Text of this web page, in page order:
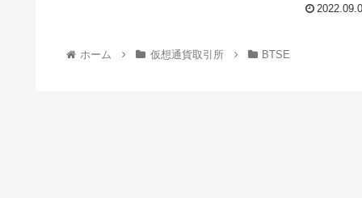
ホーム 仮想通貨取引所 BTSE